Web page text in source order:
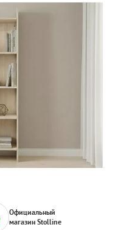
Официальный
магазин Stolline